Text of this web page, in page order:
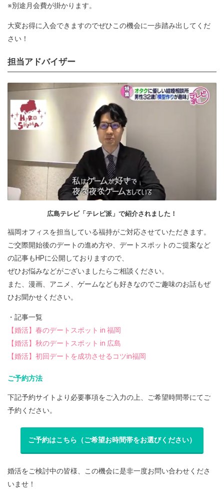
※別途月会費が掛かります。
大変お得に入会できますのでぜひこの機会に一歩踏み出してくだ
さい！
担当アドバイザー
広島テレビ「テレビ派」で紹介されました！
福岡オフィスを担当している福持がご対応させていただきます。
ご交際開始後のデートの進め方や、デートスポットのご提案など
の記事もHPに公開しておりますので、
ぜひお悩みなどがございましたらご相談ください。
また、漫画、アニメ、ゲームなども好きなのでご趣味のお話もぜ
ひお聞かせください。
・記事一覧
【婚活】春のデートスポット in 福岡
【婚活】秋のデートスポット in 広島
【婚活】初回デートを成功させるコツin福岡
ご予約方法
下記予約サイトより必要事項をご入力の上、ご希望時間帯にてご
予約ください。
ご予約はこちら（ご希望お時間帯をお選びください）
婚活をご検討中の皆様、この機会に是非一度お問い合わせくださ
いませ！